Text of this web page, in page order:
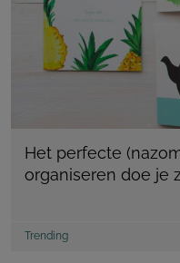
Het perfecte
organiseren doe je
Trending